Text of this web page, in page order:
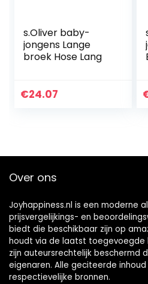
s.Oliver baby-
jongens Lange
broek Hose Lang
€24.07
Over ons
Joyhappiness.nl is een moderne
prijsvergelijkings- en
biedt die beschikbaar zijn op
houdt via de laatst toegevoegde
zijn auteursrechtelijk beschermd
eigenaren. Alle geciteerde
respectievelijke bronnen.